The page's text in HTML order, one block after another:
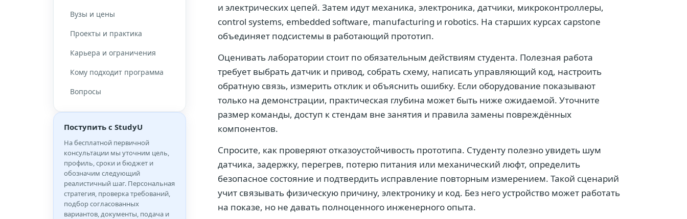
Вузы и цены
Проекты и практика
Карьера и ограничения
Кому подходит программа
Вопросы
Поступить с StudyU
На бесплатной первичной
консультации мы уточним цель,
профиль, сроки и бюджет и
обозначим следующий
реалистичный шаг. Персональная
стратегия, проверка требований,
подбор согласованных
вариантов, документы, подача и
и электрических цепей. Затем идут механика, электроника, датчики, микроконтроллеры,
control systems, embedded software, manufacturing и robotics. На старших курсах capstone
объединяет подсистемы в работающий прототип.
Оценивать лаборатории стоит по обязательным действиям студента. Полезная работа
требует выбрать датчик и привод, собрать схему, написать управляющий код, настроить
обратную связь, измерить отклик и объяснить ошибку. Если оборудование показывают
только на демонстрации, практическая глубина может быть ниже ожидаемой. Уточните
размер команды, доступ к стендам вне занятия и правила замены повреждённых
компонентов.
Спросите, как проверяют отказоустойчивость прототипа. Студенту полезно увидеть шум
датчика, задержку, перегрев, потерю питания или механический люфт, определить
безопасное состояние и подтвердить исправление повторным измерением. Такой сценарий
учит связывать физическую причину, электронику и код. Без него устройство может работать
на показе, но не давать полноценного инженерного опыта.